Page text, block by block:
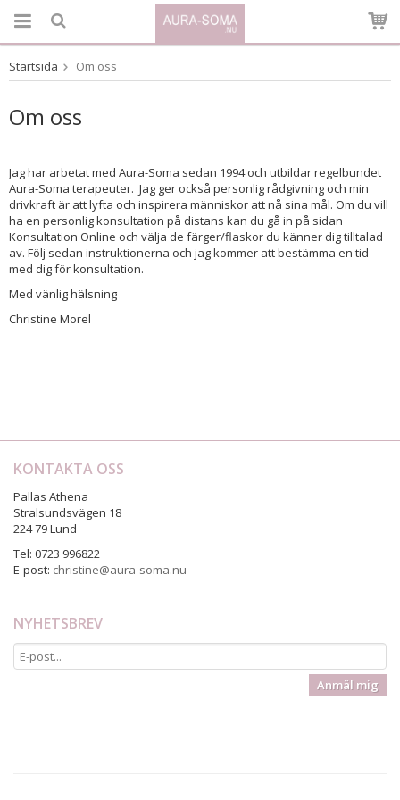
Produkten har blivit tillagd i varukorgen
Startsida Om oss
Om oss
Jag har arbetat med Aura-Soma sedan 1994 och utbildar regelbundet
Aura-Soma terapeuter. Jag ger också personlig rådgivning och min
drivkraft är att lyfta och inspirera människor att nå sina mål. Om du vill
ha en personlig konsultation på distans kan du gå in på sidan
Konsultation Online och välja de färger/flaskor du känner dig tilltalad
av. Följ sedan instruktionerna och jag kommer att bestämma en tid
med dig för konsultation.
Med vänlig hälsning
Christine Morel
KONTAKTA OSS
Pallas Athena
Stralsundsvägen 18
224 79 Lund
Tel: 0723 996822
E-post: christine@aura-soma.nu
NYHETSBREV
Anmäl mig